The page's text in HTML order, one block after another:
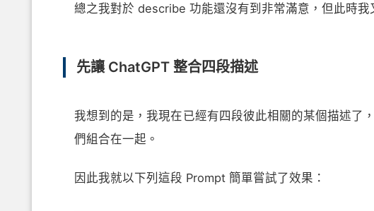
總之我對於 describe 功能還沒有到非常滿意，但此時我
先讓 ChatGPT 整合四段描述
我想到的是，我現在已經有四段彼此相關的某個描述了
們組合在一起。
因此我就以下列這段 Prompt 簡單嘗試了效果：